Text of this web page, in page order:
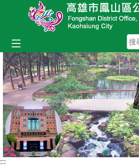
跳到主要內容區塊
:::